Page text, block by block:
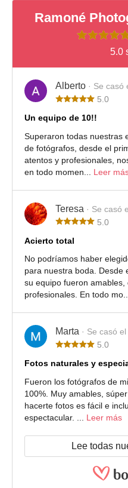
Ramoné
5.0
Alberto · Se casó
5.0
Un equipo de 10!!
Superaron todas nuestras
de fotógrafos, desde el
atentos y profesionales,
en todo momen... Leer
Teresa · Se casó
5.0
Acierto total
No podríamos haber
para nuestra boda. Desde
su equipo fueron amables,
profesionales. En todo
Marta · Se casó
5.0
Fotos naturales y
Fueron los fotógrafos de
100%. Muy amables,
hacerte fotos es fácil e
espectacular. ... Leer más
Lee todas